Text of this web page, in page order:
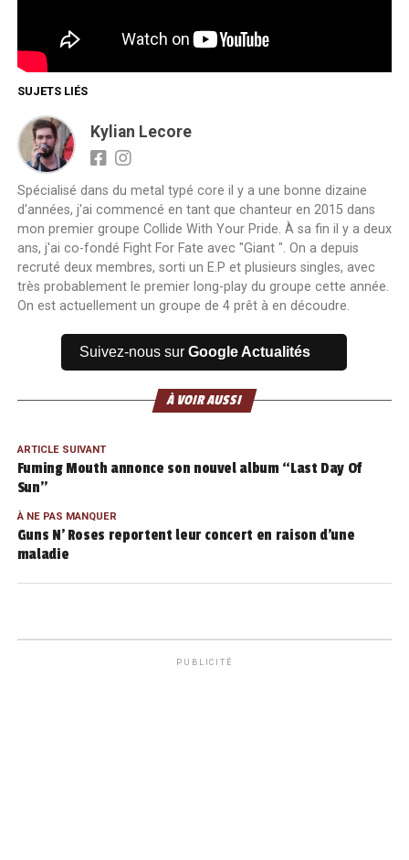
SUJETS LIÉS
Kylian Lecore
Spécialisé dans du metal typé core il y a une bonne dizaine
d'années, j'ai commencé en tant que chanteur en 2015 dans
mon premier groupe Collide With Your Pride. À sa fin il y a deux
ans, j'ai co-fondé Fight For Fate avec "Giant ". On a depuis
recruté deux membres, sorti un E.P et plusieurs singles, avec
très probablement le premier long-play du groupe cette année.
On est actuellement un groupe de 4 prêt à en découdre.
Suivez-nous surGoogle Actualités
À VOIR AUSSI
ARTICLE SUIVANT
Fuming Mouth annonce son nouvel album “Last Day Of
Sun”
À NE PAS MANQUER
Guns N’ Roses reportent leur concert en raison d’une
maladie
PUBLICITÉ